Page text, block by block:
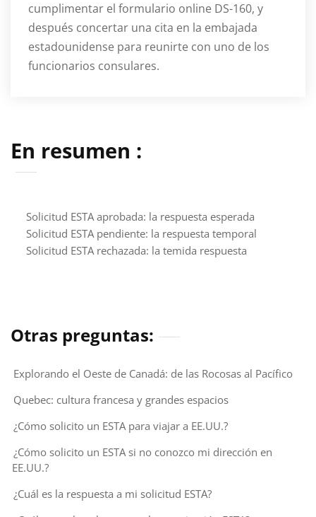
cumplimentar el formulario online DS-160, y
después concertar una cita en la embajada
estadounidense para reunirte con uno de los
funcionarios consulares.
En resumen :
Solicitud ESTA aprobada: la respuesta esperada
Solicitud ESTA pendiente: la respuesta temporal
Solicitud ESTA rechazada: la temida respuesta
Otras preguntas:
Explorando el Oeste de Canadá: de las Rocosas al Pacífico
Quebec: cultura francesa y grandes espacios
¿Cómo solicito un ESTA para viajar a EE.UU.?
¿Cómo solicito un ESTA si no conozco mi dirección en
EE.UU.?
¿Cuál es la respuesta a mi solicitud ESTA?